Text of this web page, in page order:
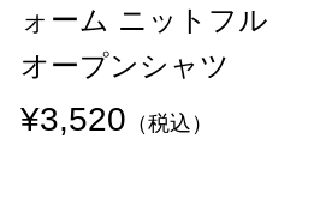
ォーム ニットフル
オープンシャツ
¥3,520 （税込）